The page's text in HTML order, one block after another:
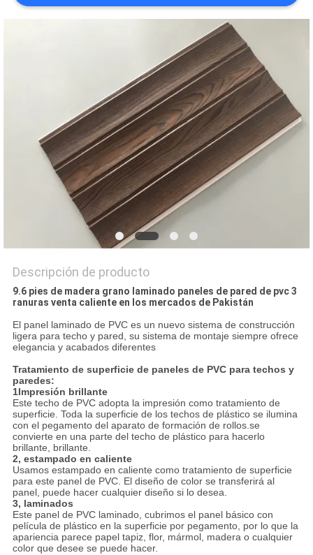
POLICY
Descripción de producto
9.6 pies de madera grano laminado paneles de pared de pvc 3
ranuras venta caliente en los mercados de Pakistán
El panel laminado de PVC es un nuevo sistema de construcción
ligera para techo y pared, su sistema de montaje siempre ofrece
elegancia y acabados diferentes
Tratamiento de superficie de paneles de PVC para techos y
paredes:
1Impresión brillante
Este techo de PVC adopta la impresión como tratamiento de
superficie. Toda la superficie de los techos de plástico se ilumina
con el pegamento del aparato de formación de rollos.se
convierte en una parte del techo de plástico para hacerlo
brillante, brillante.
2, estampado en caliente
Usamos estampado en caliente como tratamiento de superficie
para este panel de PVC. El diseño de color se transferirá al
panel, puede hacer cualquier diseño si lo desea.
3, laminados
Este panel de PVC laminado, cubrimos el panel básico con
película de plástico en la superficie por pegamento, por lo que la
apariencia parece papel tapiz, flor, mármol, madera o cualquier
color que desee se puede hacer.